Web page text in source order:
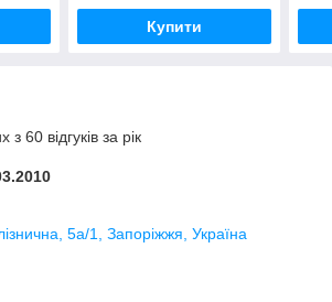
Купити
60 відгуків за рік
5а/1, Запоріжжя, Україна